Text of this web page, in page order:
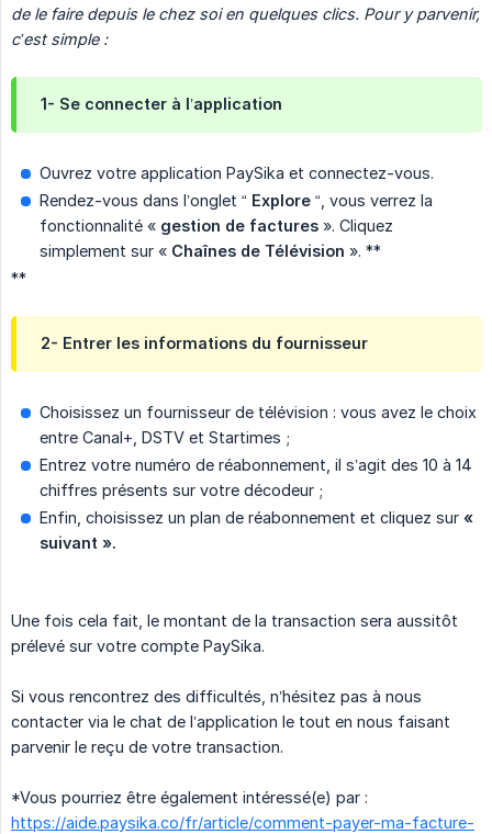
de le faire depuis le chez soi en quelques clics. Pour y parvenir,
c’est simple :
1- Se connecter à l’application
Ouvrez votre application PaySika et connectez-vous.
Rendez-vous dans l’onglet “ Explore “, vous verrez la
fonctionnalité « gestion de factures ». Cliquez
simplement sur « Chaînes de Télévision ». **
**
2- Entrer les informations du fournisseur
Choisissez un fournisseur de télévision : vous avez le choix
entre Canal+, DSTV et Startimes ;
Entrez votre numéro de réabonnement, il s’agit des 10 à 14
chiffres présents sur votre décodeur ;
Enfin, choisissez un plan de réabonnement et cliquez sur «
suivant ».
Une fois cela fait, le montant de la transaction sera aussitôt
prélevé sur votre compte PaySika.
Si vous rencontrez des difficultés, n’hésitez pas à nous
contacter via le chat de l’application le tout en nous faisant
parvenir le reçu de votre transaction.
*Vous pourriez être également intéressé(e) par :
https://aide.paysika.co/fr/article/comment-payer-ma-facture-